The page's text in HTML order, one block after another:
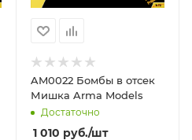
AM0022 Бомбы в отсек
Мишка Arma Models
Достаточно
1 010 руб./шт